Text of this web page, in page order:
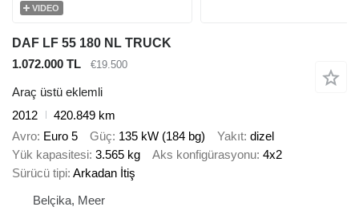
VIDEO
DAF LF 55 180 NL TRUCK
1.072.000 TL
€19.500
Araç üstü eklemli
2012
420.849 km
Avro Euro 5 Güç 135 kW (184 bg) Yakıt dizel
Yük kapasitesi 3.565 kg Aks konfigürasyonu 4x2
Sürücü tipi Arkadan İtiş
Belçika, Meer